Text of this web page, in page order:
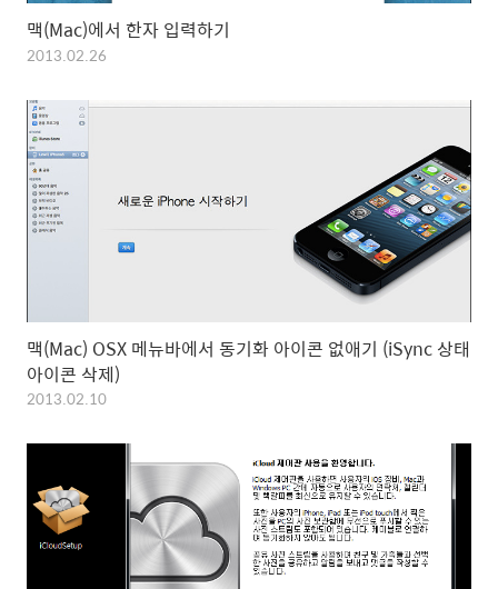
맥(Mac)에서 한자 입력하기
2013.02.26
맥(Mac) OSX 메뉴바에서 동기화 아이콘 없애기 (iSync 상태
아이콘 삭제)
2013.02.10